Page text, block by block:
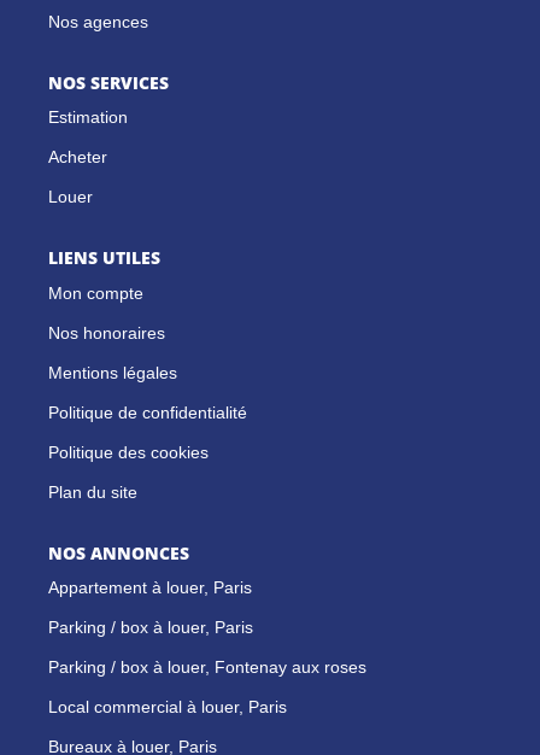
Nos agences
NOS SERVICES
Estimation
Acheter
Louer
LIENS UTILES
Mon compte
Nos honoraires
Mentions légales
Politique de confidentialité
Politique des cookies
Plan du site
NOS ANNONCES
Appartement à louer, Paris
Parking / box à louer, Paris
Parking / box à louer, Fontenay aux roses
Local commercial à louer, Paris
Bureaux à louer, Paris